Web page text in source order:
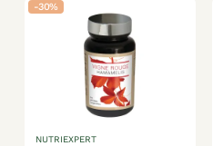
-30%
NUTRIEXPERT